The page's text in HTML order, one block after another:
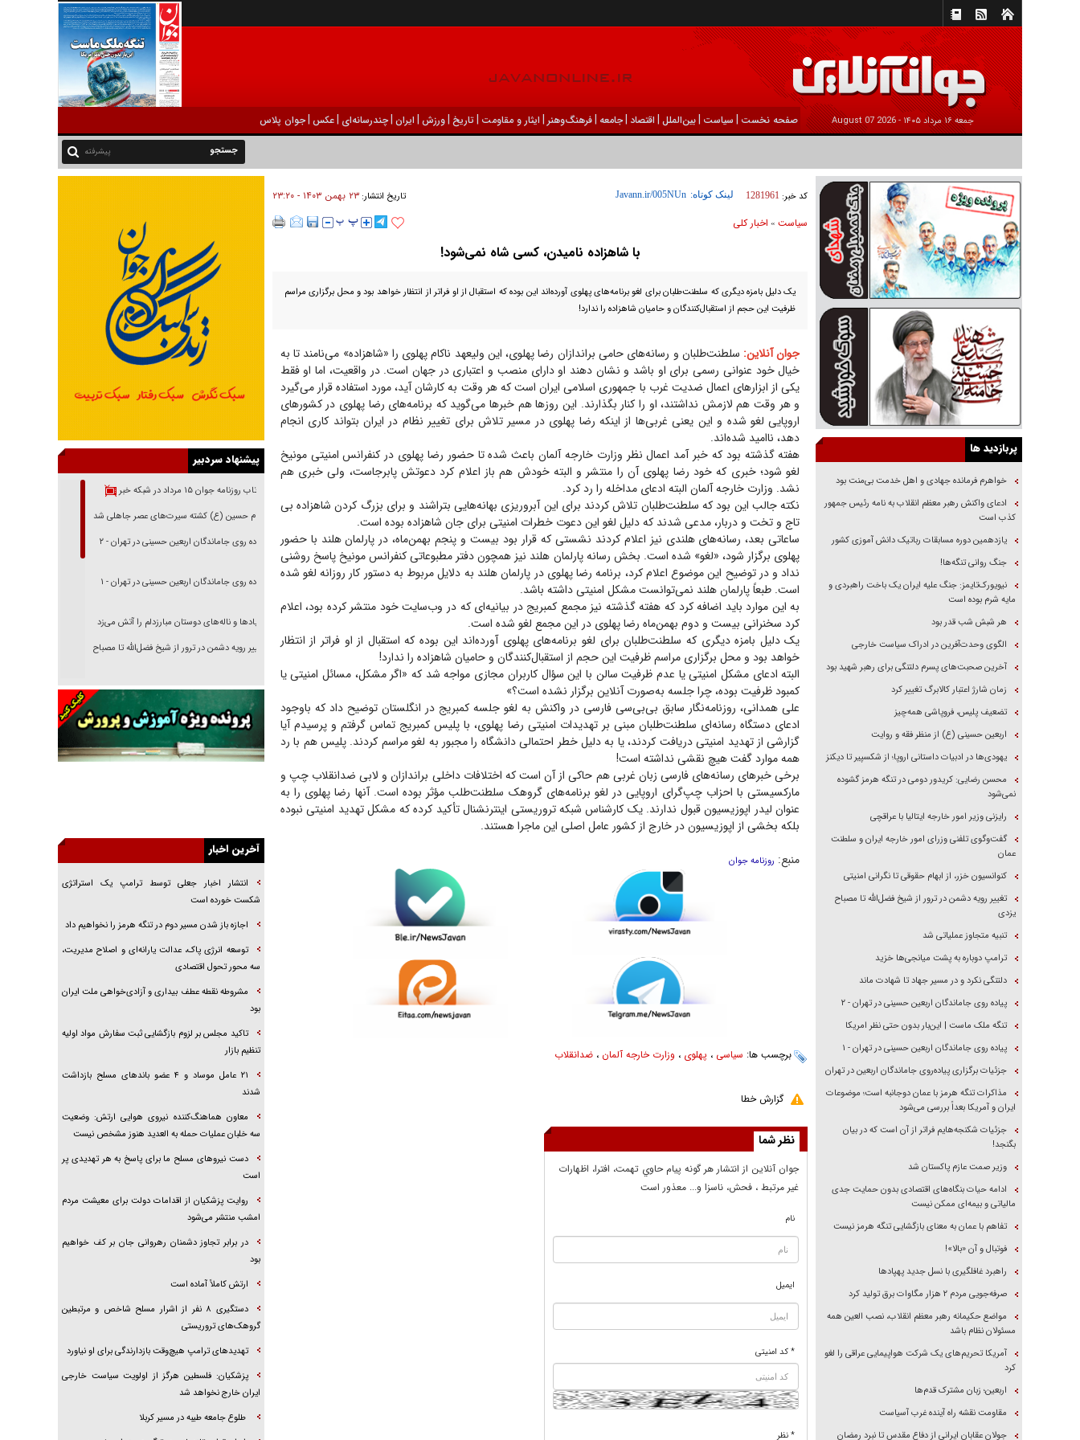
جمعه ۱۶ مرداد ۱۴۰۵ - 2026 August 07 صفحه نخست | سیاست |بين‌الملل | اقتصاد |جامعه |فرهنگ‌و‌هنر | ایثار و مقاومت |تاریخ |ورزش | ايران |چندرسانه‌ای |عکس |جوان پلاس
پیشرفته
کد خبر: 1281961 لینک کوتاه: تاریخ انتشار:۲۳ بهمن ۱۴۰۳ - ۲۳:۲۰
سیاست» اخبار کلی
با شاهزاده نامیدن، کسی شاه نمی‌شود!
یک دلیل بامزه دیگری که سلطنت‌طلبان برای لغو برنامه‌های پهلوی آورده‌اند این بوده که استقبال از او فراتر از انتظار خواهد بود و محل برگزاری مراسم
ظرفیت این حجم از استقبال‌کنندگان و حامیان شاهزاده را ندارد!
جوان آنلاین: سلطنت‌طلبان و رسانه‌های حامی براندازان رضا پهلوی، این ولیعهد ناکام پهلوی را «شاهزاده» می‌نامند تا به
خیال خود عنوانی رسمی برای او باشد و نشان دهند او دارای منصب و اعتباری در جهان است. در واقعیت، اما او فقط
یکی از ابزار‌های اعمال ضدیت غرب با جمهوری اسلامی ایران است که هر وقت به کارشان آید، مورد استفاده قرار می‌گیرد
و هر وقت هم لازمش نداشتند، او را کنار بگذارند. این روز‌ها هم خبر‌ها می‌گوید که برنامه‌های رضا پهلوی در کشور‌های
اروپایی لغو شده و این یعنی غربی‌ها از اینکه رضا پهلوی در مسیر تلاش برای تغییر نظام در ایران بتواند کاری انجام
دهد، ناامید شده‌اند.
هفته گذشته بود که خبر آمد اعمال نظر وزارت خارجه آلمان باعث شده تا حضور رضا پهلوی در کنفرانس امنیتی مونیخ
لغو شود؛ خبری که خود رضا پهلوی آن را منتشر و البته خودش هم باز اعلام کرد دعوتش پابرجاست، ولی خبری هم
نشد. وزارت خارجه آلمان البته ادعای مداخله را رد کرد.
نکته جالب این بود که سلطنت‌طلبان تلاش کردند برای این آبروریزی بهانه‌هایی بتراشند و برای بزرگ کردن شاهزاده بی
تاج و تخت و دربار، مدعی شدند که دلیل لغو این دعوت خطرات امنیتی برای جان شاهزاده بوده است.
ساعاتی بعد، رسانه‌های هلندی نیز اعلام کردند نشستی که قرار بود بیست و پنجم بهمن‌ماه، در پارلمان هلند با حضور
پهلوی برگزار شود، «لغو» شده است. بخش رسانه پارلمان هلند نیز همچون دفتر مطبوعاتی کنفرانس مونیخ پاسخ روشنی
نداد و در توضیح این موضوع اعلام کرد، برنامه رضا پهلوی در پارلمان هلند به دلایل مربوط به دستور کار روزانه لغو شده
است. طبعاً پارلمان هلند نمی‌توانست مشکل امنیتی داشته باشد.
به این موارد باید اضافه کرد که هفته گذشته نیز مجمع کمبریج در بیانیه‌ای که در وب‌سایت خود منتشر کرده بود، اعلام
کرد سخنرانی بیست و دوم بهمن‌ماه رضا پهلوی در این مجمع لغو شده است.
یک دلیل بامزه دیگری که سلطنت‌طلبان برای لغو برنامه‌های پهلوی آورده‌اند این بوده که استقبال از او فراتر از انتظار
خواهد بود و محل برگزاری مراسم ظرفیت این حجم از استقبال‌کنندگان و حامیان شاهزاده را ندارد!
البته ادعای مشکل امنیتی یا عدم ظرفیت سالن با این سؤال کاربران مجازی مواجه شد که «اگر مشکل، مسائل امنیتی یا
کمبود ظرفیت بوده، چرا جلسه به‌صورت آنلاین برگزار نشده است؟»
علی همدانی، روزنامه‌نگار سابق بی‌بی‌سی فارسی در واکنش به لغو جلسه کمبریج در انگلستان توضیح داد که باوجود
ادعای دستگاه رسانه‌ای سلطنت‌طلبان مبنی بر تهدیدات امنیتی رضا پهلوی، با پلیس کمبریج تماس گرفتم و پرسیدم آیا
گزارشی از تهدید امنیتی دریافت کردند، یا به دلیل خطر احتمالی دانشگاه را مجبور به لغو مراسم کردند. پلیس هم با رد
همه موارد گفت هیچ نقشی نداشته است!
برخی خبر‌های رسانه‌های فارسی زبان غربی هم حاکی از آن است که اختلافات داخلی براندازان و لابی ضدانقلاب چپ و
مارکسیستی با احزاب چپ‌گرای اروپایی در لغو برنامه‌های گروهک سلطنت‌طلب مؤثر بوده است. آنها رضا پهلوی را به
عنوان لیدر اپوزیسیون قبول ندارند. یک کارشناس شبکه تروریستی اینترنشنال تأکید کرده که مشکل تهدید امنیتی نبوده
بلکه بخشی از اپوزیسیون در خارج از کشور عامل اصلی این ماجرا هستند.
منبع: روزنامه جوان
برچسب ها: سیاسی ، پهلوی ، وزارت خارجه آلمان ، ضدانقلاب
گزارش خطا
نظر شما
جوان آنلاين از انتشار هر گونه پيام حاوي تهمت، افترا، اظهارات
غير مرتبط ، فحش، ناسزا و... معذور است
نام
ایمیل
* کد امنیتی
* نظر
پربازدید ها
خواهرم فرمانده جهادی و اهل خدمت بی‌منت بود
ادعای واکنش رهبر معظم انقلاب به نامه رئیس جمهور
کذب است
یازدهمین دوره مسابقات رباتیک دانش آموزی کشور
جنگ روانی تنگه‌ها!
نیویورک‌تایمز: جنگ علیه ایران یک باخت راهبردی و
مایه شرم بوده است
هر شبش شب قدر بود
الگوی وحدت‌آفرین در ادراک سیاست خارجی
آخرین صحبت‌های پسرم دلتنگی برای رهبر شهید بود
زمان شارژ اعتبار کالابرگ تغییر کرد
تضعیف پلیس، فروپاشی همه‌چیز
اربعین حسینی (ع) از منظر فقه و روایت
یهودی‌ها در ادبیات داستانی اروپا؛ از شکسپیر تا دیکنز
محسن رضایی: کریدور دومی در تنگه هرمز گشوده
نمی‌شود
رایزنی وزیر امور خارجه ایتالیا با عراقچی
گفت‌وگوی تلفنی وزرای امور خارجه ایران و سلطنت
عمان
کنوانسیون خزر، از ابهام حقوقی تا نگرانی امنیتی
تغییر رویه دشمن در ترور از شیخ فضل‌الله تا مصباح
یزدی
تنبیه متجاوز عملیاتی شد
ترامپ دوباره به پشت میانجی‌ها خزید
دلتنگی نکرد و در مسیر جهاد تا شهادت ماند
پیاده روی جاماندگان اربعین حسینی در تهران - ۲
تنگه ملک ماست | این‌بار بدون حتی نظر امریکا
پیاده روی جاماندگان اربعین حسینی در تهران - ۱
جزئیات برگزاری پیاده‌روی جاماندگان اربعین در تهران
مذاکرات تنگه هرمز با عمان دوجانبه است؛ موضوعات
ایران و آمریکا بعداً بررسی می‌شود
جزئیات شکنجه‌هایم فراتر از آن است که در بیان
بگنجد!
وزیر صمت عازم پاکستان شد
ادامه حیات بنگاه‌های اقتصادی بدون حمایت جدی
مالیاتی و بیمه‌ای ممکن نیست
تفاهم با عمان به معنای بازگشایی تنگه هرمز نیست
فوتبال و آن «بالا»!
راهبرد غافلگیری با نسل جدید پهپاد‌ها
صرفه‌جویی مردم ۲ هزار مگاوات برق تولید کرد
مواضع حکیمانه رهبر معظم انقلاب، نصب العین همه
مسئولان نظام باشد
آمریکا تحریم‌های یک شرکت هواپیمایی عراقی را لغو
کرد
اربعین؛ زبان مشترک قدم‌ها
مقاومت نقشه راه آینده غرب آسیاست
جولان عقابان ایرانی از دفاع مقدس تا نبرد رمضان
پیشنهاد سردبیر
بازتاب روزنامه جوان ۱۵ مرداد در شبکه خبر
امام حسین (ع) کشته سیرت‌های عصر جاهلی شد
پیاده روی جاماندگان اربعین حسینی در تهران - ۲
پیاده روی جاماندگان اربعین حسینی در تهران - ۱
فریاد‌ها و ناله‌های دوستان مبارزدلم را آتش می‌زد
تغییر رویه دشمن در ترور از شیخ فضل‌الله تا مصباح
خرید قسطی اولش خنده و آخرش گریه است!
فوتبال و آن «بالا»!
راهبرد غافلگیری با نسل جدید پهپاد‌ها
جنجال پزشکان تقلبی در صنعت زیبایی
خواهرم فرمانده جهادی و اهل خدمت بی‌منت بود
بگنجد!
برابر یورش به پاسگاه‌های پلیس
تحلیل ابعاد پیام رهبر انقلاب به حزب‌الله/ مقاومت
نقشه راه آینده غرب آسیا
آخرین اخبار
انتشار اخبار جعلی توسط ترامپ یک استراتژی
شکست خورده است
اجازه باز شدن مسیر دوم در تنگه هرمز را نخواهیم داد
توسعه انرژی پاک، عدالت یارانه‌ای و اصلاح مدیریت،
سه محور تحول اقتصادی
مشروطه نقطه عطف بیداری و آزادی‌خواهی ملت ایران
بود
تاکید مجلس بر لزوم بازگشایی ثبت سفارش مواد اولیه
تنظیم بازار
۲۱ عامل موساد و ۴ عضو باند‌های مسلح بازداشت
شدند
معاون هماهنگ‌کننده نیروی هوایی ارتش: وضعیت
سه خلبان عملیات حمله به العدید هنوز مشخص نیست
دست نیرو‌های مسلح ما برای پاسخ به هر تهدیدی پر
است
روایت پزشکیان از اقدامات دولت برای معیشت مردم
امشب منتشر می‌شود
در برابر تجاوز دشمنان رهروانی جان بر کف خواهیم
بود
ارتش کاملاً آماده است
دستگیری ۸ نفر از اشرار مسلح شاخص و مرتبطین
گروهک‌های تروریستی
تهدید‌های ترامپ هیچ‌وقت بازدارندگی برای او نیاورد
پزشکیان: فلسطین هرگز از اولویت سیاست خارجی
ایران خارج نخواهد شد
طلوع جامعه طیبه در مسیر کربلا